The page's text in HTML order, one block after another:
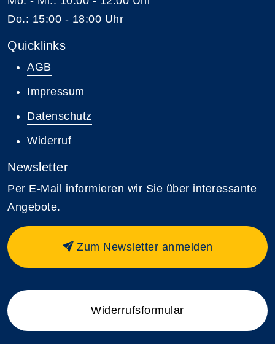
Do.: 15:00 - 18:00 Uhr
Quicklinks
AGB
Impressum
Datenschutz
Widerruf
Newsletter
Per E-Mail informieren wir Sie über interessante
Angebote.
Zum Newsletter anmelden
Widerrufsformular